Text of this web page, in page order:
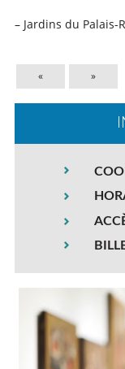
– Jardins du Palais-
« »